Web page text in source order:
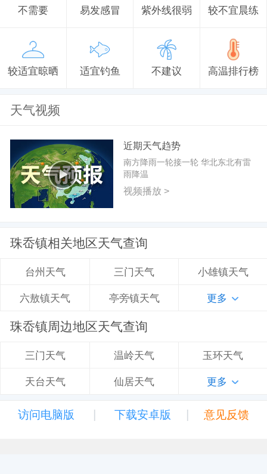
不需要 易发感冒 紫外线很弱 较不宜晨练
较适宜晾晒 适宜钓鱼 不建议 高温排行榜
天气视频
近期天气趋势
南方降雨一轮接一轮 华北东北有雷
雨降温
视频播放 >
珠岙镇相关地区天气查询
台州天气 三门天气 小雄镇天气
六敖镇天气 亭旁镇天气 更多
珠岙镇周边地区天气查询
三门天气 温岭天气 玉环天气
天台天气 仙居天气 更多
访问电脑版 | 下载安卓版 | 意见反馈